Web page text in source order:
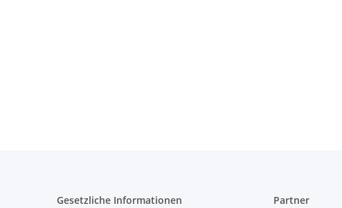
Gesetzliche Informationen Partner